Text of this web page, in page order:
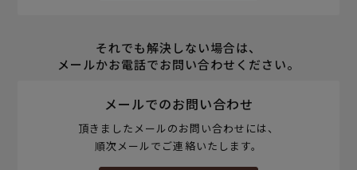
それでも解決しない場合は、
メールかお電話でお問い合わせください。
メールでのお問い合わせ
頂きましたメールのお問い合わせには、
順次メールでご連絡いたします。